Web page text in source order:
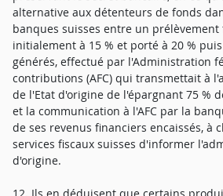
alternative aux détenteurs de fonds
banques suisses entre un
initialement à 15 % et porté à 20 %
générés, effectué par l'Administration
contributions (AFC) qui transmettait à
de l'Etat d'origine de l'épargnant 75 %
et la communication à l'AFC par la
de ses revenus financiers encaissés, à
services fiscaux suisses d'informer
d'origine.